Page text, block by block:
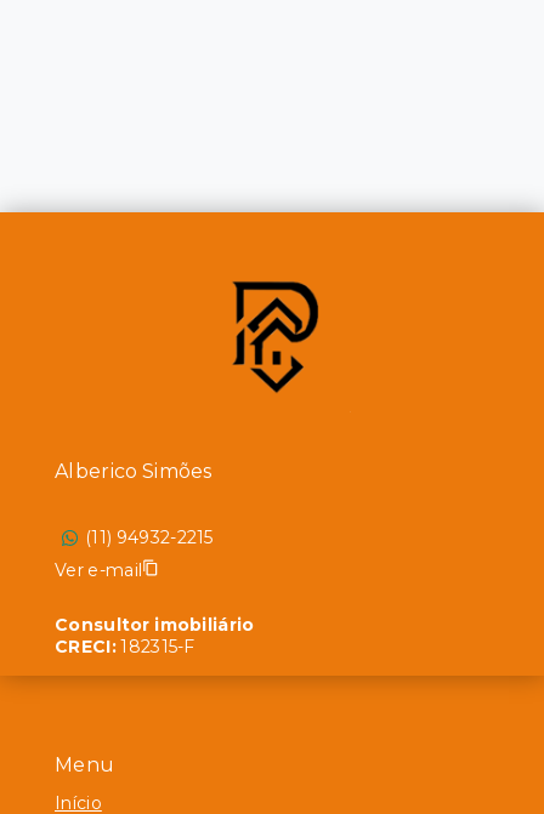
Menu
Início
Alberico Simões
(11) 94932-2215
Ver e-mail
Consultor imobiliário
CRECI:182315-F